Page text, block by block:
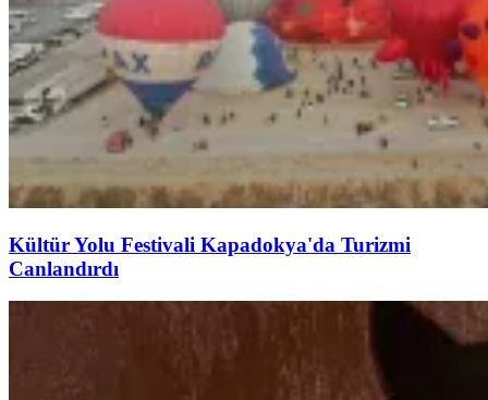
Kültür Yolu Festivali Kapadokya'da Turizmi
Canlandırdı